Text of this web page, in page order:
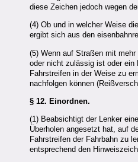
diese Zeichen jedoch wegen
(4) Ob und in welcher Weise
ergibt sich aus den
(5) Wenn auf Straßen mit
oder nicht zulässig ist oder ein
Fahrstreifen in der Weise zu
nachfolgen können
§ 12. Einordnen.
(1) Beabsichtigt der Lenker
Überholen angesetzt hat, auf
Fahrstreifen der Fahrbahn zu
entsprechend den